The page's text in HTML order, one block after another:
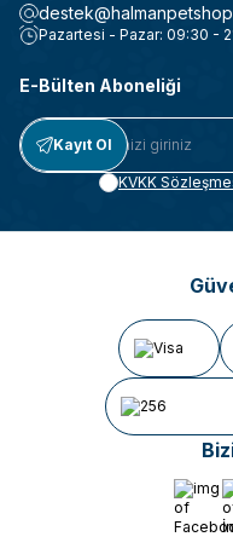
Pazartesi - Pazar: 09:30 -
E-Bülten Aboneliği
Kayıt Ol
KVKK